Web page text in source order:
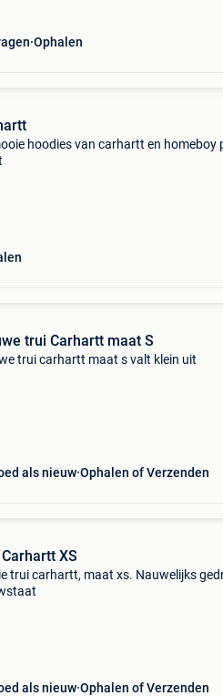
Ophalen
hoodies van carhartt en homeboy
trui Carhartt maat S
trui carhartt maat s valt klein uit
als nieuw Ophalen of Verzenden
XS
trui carhartt, maat xs. Nauwelijks
als nieuw Ophalen of Verzenden